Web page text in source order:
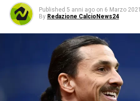
Published 5 anni ago on 6 Marzo 2021
By Redazione CalcioNews24